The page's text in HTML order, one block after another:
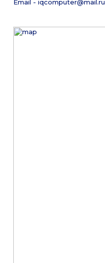
Email - iqcomputer@mail.ru